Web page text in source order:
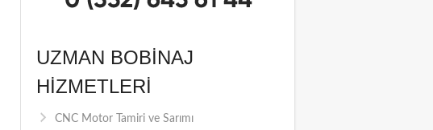
UZMAN BOBINAJ
HIZMETLERI
CNC Motor Tamiri ve Sarımı